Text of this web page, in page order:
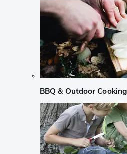
BBQ & Outdoor Cooking